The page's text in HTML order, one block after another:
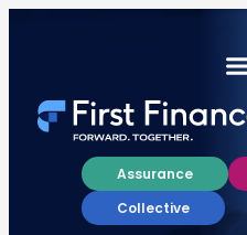
Assurance
Collective